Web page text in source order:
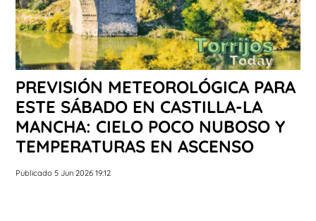
PREVISIÓN METEOROLÓGICA PARA
ESTE SÁBADO EN CASTILLA-LA
MANCHA: CIELO POCO NUBOSO Y
TEMPERATURAS EN ASCENSO
Publicado 5 Jun 2026 19:12